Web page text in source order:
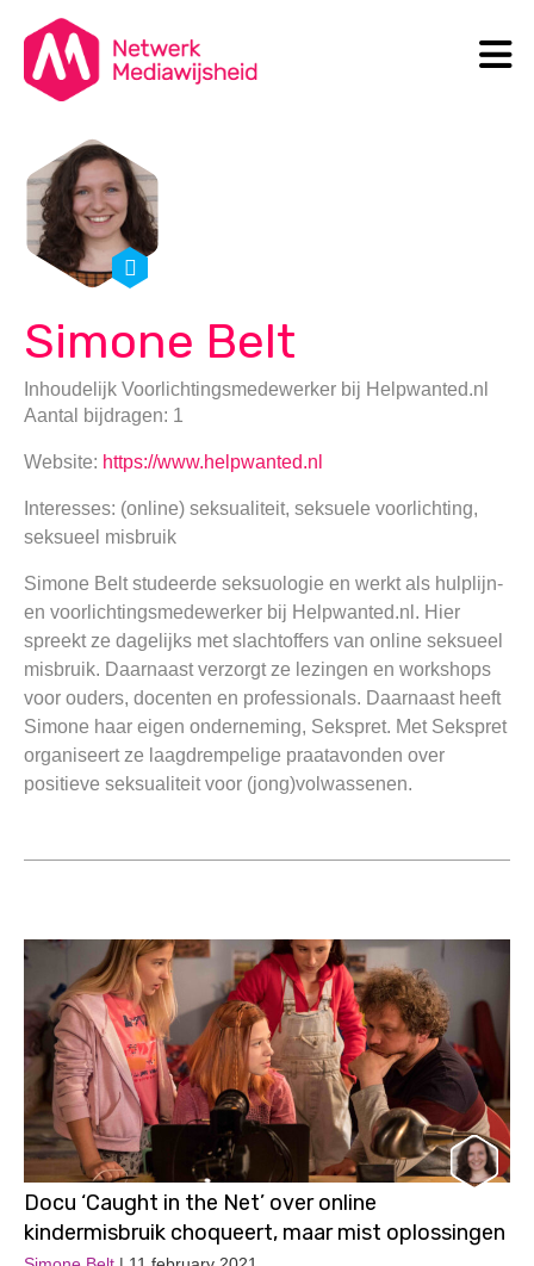
Simone Belt
Inhoudelijk Voorlichtingsmedewerker bij Helpwanted.nl
Aantal bijdragen: 1
Website: https://www.helpwanted.nl
Interesses: (online) seksualiteit, seksuele voorlichting,
seksueel misbruik
Simone Belt studeerde seksuologie en werkt als hulplijn-
en voorlichtingsmedewerker bij Helpwanted.nl. Hier
spreekt ze dagelijks met slachtoffers van online seksueel
misbruik. Daarnaast verzorgt ze lezingen en workshops
voor ouders, docenten en professionals. Daarnaast heeft
Simone haar eigen onderneming, Sekspret. Met Sekspret
organiseert ze laagdrempelige praatavonden over
positieve seksualiteit voor (jong)volwassenen.
Docu ‘Caught in the Net’ over online
kindermisbruik choqueert, maar mist oplossingen